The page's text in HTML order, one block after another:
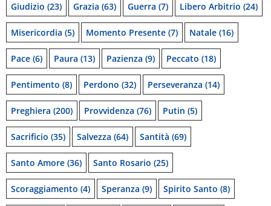
Giudizio (23) Grazia (63) Guerra (7) Libero Arbitrio (24)
Misericordia (5) Momento Presente (7) Natale (16)
Pace (6) Paura (13) Pazienza (9) Peccato (18)
Pentimento (8) Perdono (32) Perseveranza (14)
Preghiera (200) Provvidenza (76) Putin (5)
Sacrificio (35) Salvezza (64) Santità (69)
Santo Amore (36) Santo Rosario (25)
Scoraggiamento (4) Speranza (9) Spirito Santo (8)